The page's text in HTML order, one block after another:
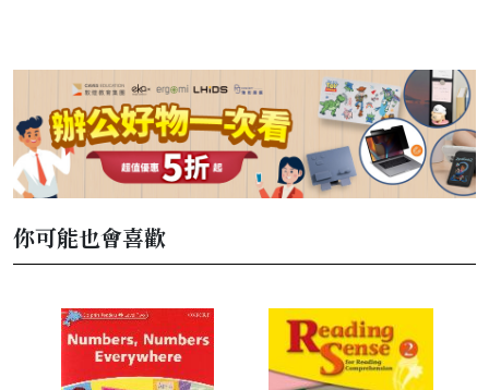
你可能也會喜歡